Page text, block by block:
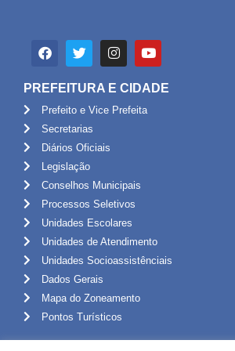
PREFEITURA E CIDADE
Prefeito e Vice Prefeita
Secretarias
Diários Oficiais
Legislação
Conselhos Municipais
Processos Seletivos
Unidades Escolares
Unidades de Atendimento
Unidades Socioassistênciais
Dados Gerais
Mapa do Zoneamento
Pontos Turísticos